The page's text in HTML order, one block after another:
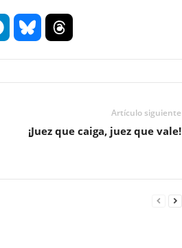
Artículo siguiente
¡Juez que caiga, juez que vale!